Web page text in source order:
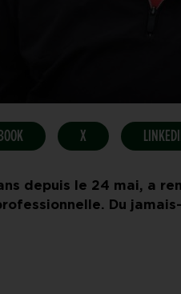
X
depuis le 24 mai, a
Du